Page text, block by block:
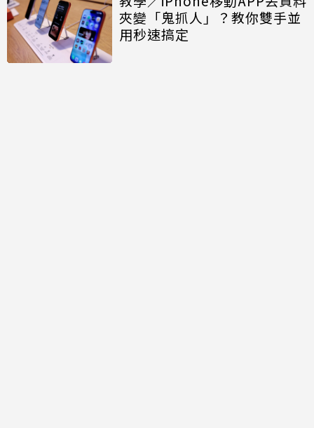
夾變「鬼抓人」？教你雙手並
用秒速搞定